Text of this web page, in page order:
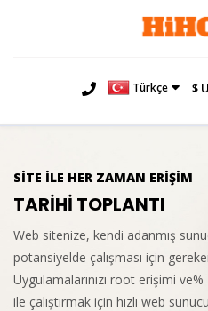
Türkçe $
SİTE İLE HER ZAMAN ERİŞİM
TARİHİ TOPLANTI
Web sitenize, kendi adanmış
potansiyelde çalışması için
Uygulamalarınızı root erişimi
ile çalıştırmak için hızlı web